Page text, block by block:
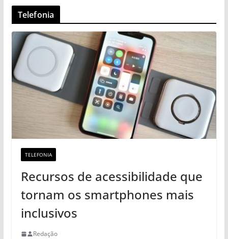
Telefonia
TELEFONIA
Recursos de acessibilidade que
tornam os smartphones mais
inclusivos
Redação